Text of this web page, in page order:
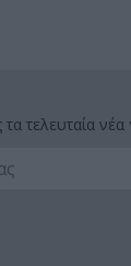
τελευταία νέα